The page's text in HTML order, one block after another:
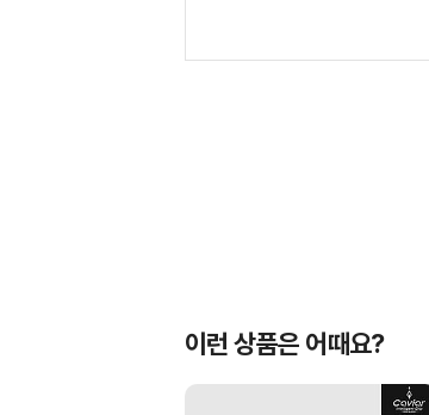
이런 상품은 어때요?